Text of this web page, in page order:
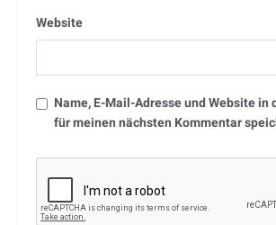
Website
Name, E-Mail-Adresse und Website in
für meinen nächsten Kommentar